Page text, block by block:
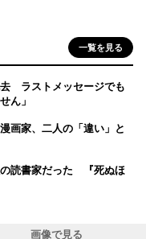
一覧を見る
ラストメッセージでも
ん」
画家、二人の「違い」と
読書家だった 『死ぬほ
画像で見る